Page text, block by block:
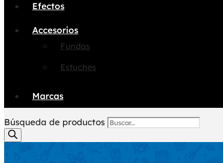
Efectos
Accesorios
Fundas
Estuches
Marcas
Búsqueda de productos